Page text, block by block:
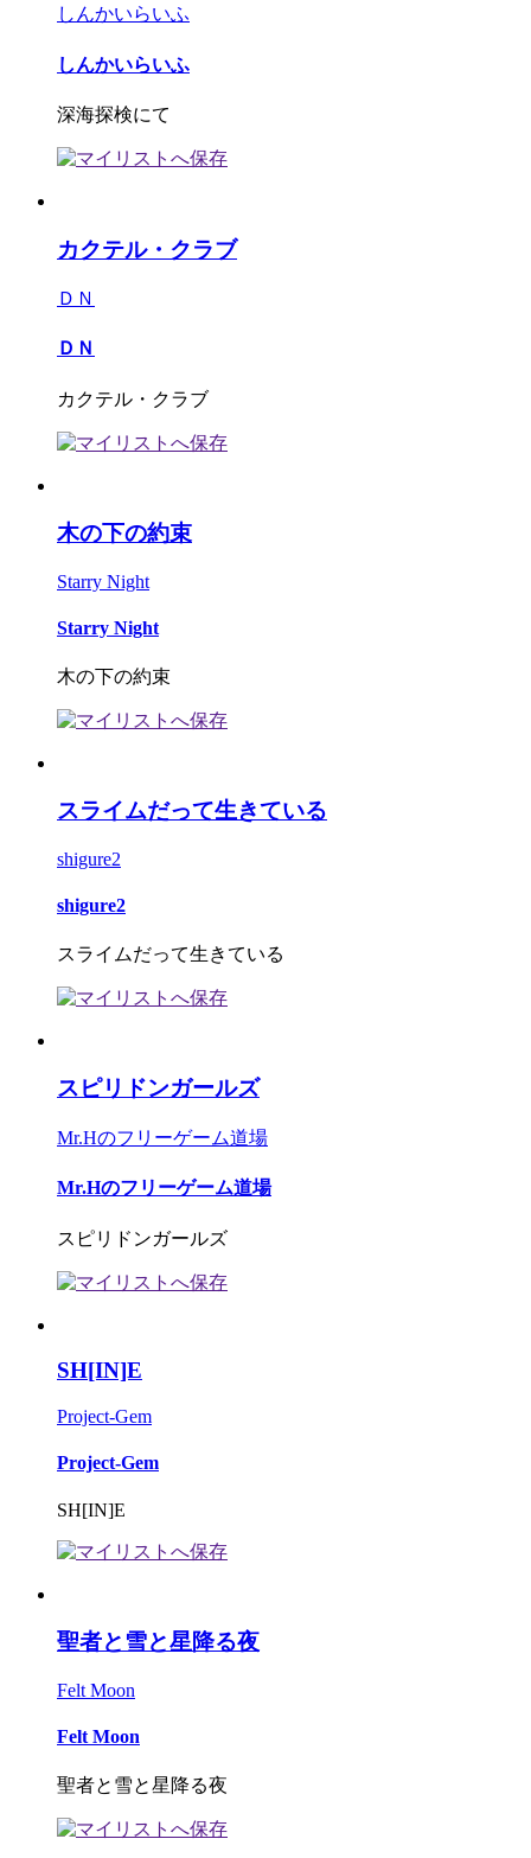
しんかいらいふ
しんかいらいふ
深海探検にて
カクテル・クラブ
ＤＮ
ＤＮ
カクテル・クラブ
木の下の約束
Starry Night
Starry Night
木の下の約束
スライムだって生きている
shigure2
shigure2
スライムだって生きている
スピリドンガールズ
Mr.Hのフリーゲーム道場
Mr.Hのフリーゲーム道場
スピリドンガールズ
SH[IN]E
Project-Gem
Project-Gem
SH[IN]E
聖者と雪と星降る夜
Felt Moon
Felt Moon
聖者と雪と星降る夜